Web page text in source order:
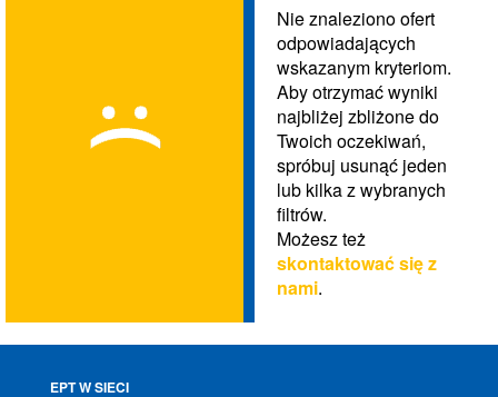
Nie znaleziono ofert
odpowiadających
wskazanym kryteriom.
Aby otrzymać wyniki
najbliżej zbliżone do
Twoich oczekiwań,
spróbuj usunąć jeden
lub kilka z wybranych
filtrów.
Możesz też
skontaktować się z
nami.
EPT W SIECI